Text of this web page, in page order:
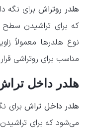
هلدر روتراشبرای نگه
که برای تراشیدن سطح
نوع هلدرها معمولاً
مناسب برای روتراشی
هلدر داخل
هلدر داخل تراشبرای
می‌شود که برای